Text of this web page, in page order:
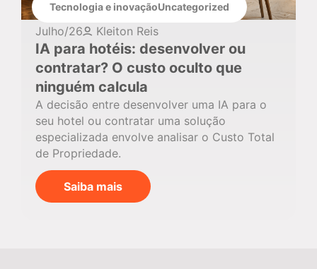
Tecnologia e inovaçãoUncategorized
Julho/26 Kleiton Reis
IA para hotéis: desenvolver ou
contratar? O custo oculto que
ninguém calcula
A decisão entre desenvolver uma IA para o
seu hotel ou contratar uma solução
especializada envolve analisar o Custo Total
de Propriedade.
Saiba mais